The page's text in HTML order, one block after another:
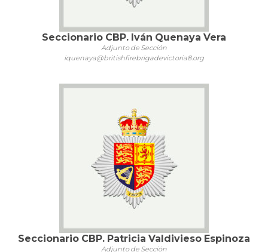
Seccionario CBP. Iván Quenaya Vera
Adjunto de Sección
iquenaya@britishfirebrigadevictoria8.org
Seccionario CBP. Patricia Valdivieso Espinoza
Adjunto de Sección